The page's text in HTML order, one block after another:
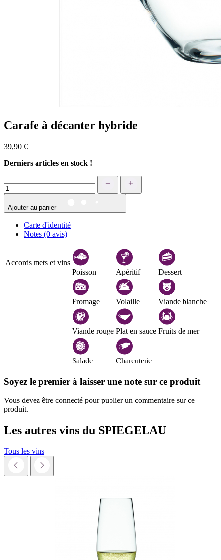
Carafe à décanter hybride
39,90 €
Derniers articles en stock !
+
Ajouter au panier
Carte d'identité
Notes (0 avis)
Accords mets et vins
Poisson
Apéritif Dessert
Fromage Volaille Viande blanche
Viande rouge Plat en sauce Fruits de mer
Salade Charcuterie
Soyez le premier à laisser une note sur ce produit
Vous devez être connecté pour publier un commentaire sur ce
produit.
Les autres vins du SPIEGELAU
Tous les vins